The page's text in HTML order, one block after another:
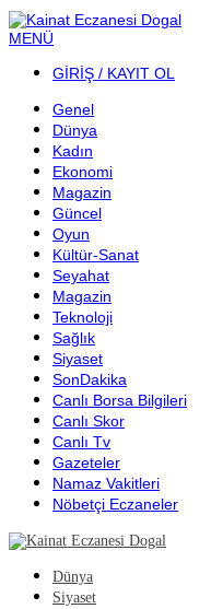
MENÜ
GİRİŞ / KAYIT OL
Genel
Dünya
Kadın
Ekonomi
Magazin
Güncel
Oyun
Kültür-Sanat
Seyahat
Magazin
Teknoloji
Sağlık
Siyaset
SonDakika
Canlı Borsa Bilgileri
Canlı Skor
Canlı Tv
Gazeteler
Namaz Vakitleri
Nöbetçi Eczaneler
Dünya
Siyaset